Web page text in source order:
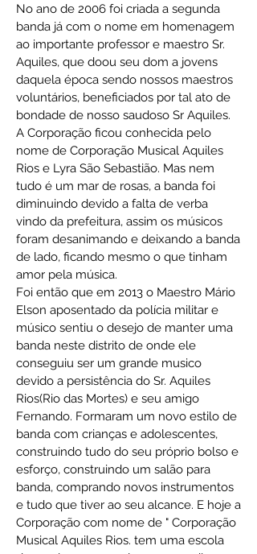
No ano de 2006 foi criada a segunda
banda já com o nome em homenagem
ao importante professor e maestro Sr.
Aquiles, que doou seu dom a jovens
daquela época sendo nossos maestros
voluntários, beneficiados por tal ato de
bondade de nosso saudoso Sr Aquiles.
A Corporação ficou conhecida pelo
nome de Corporação Musical Aquiles
Rios e Lyra São Sebastião. Mas nem
tudo é um mar de rosas, a banda foi
diminuindo devido a falta de verba
vindo da prefeitura, assim os músicos
foram desanimando e deixando a banda
de lado, ficando mesmo o que tinham
amor pela música.
Foi então que em 2013 o Maestro Mário
Elson aposentado da polícia militar e
músico sentiu o desejo de manter uma
banda neste distrito de onde ele
conseguiu ser um grande musico
devido a persistência do Sr. Aquiles
Rios(Rio das Mortes) e seu amigo
Fernando. Formaram um novo estilo de
banda com crianças e adolescentes,
construindo tudo do seu próprio bolso e
esforço, construindo um salão para
banda, comprando novos instrumentos
e tudo que tiver ao seu alcance. E hoje a
Corporação com nome de " Corporação
Musical Aquiles Rios. tem uma escola